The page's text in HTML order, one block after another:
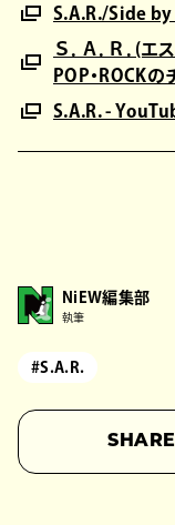
S.A.R./Side
Ｓ．Ａ．Ｒ．(
POP・ROCKの
S.A.R. -
NiEW編集部
執筆
#S.A.R.
SHARE